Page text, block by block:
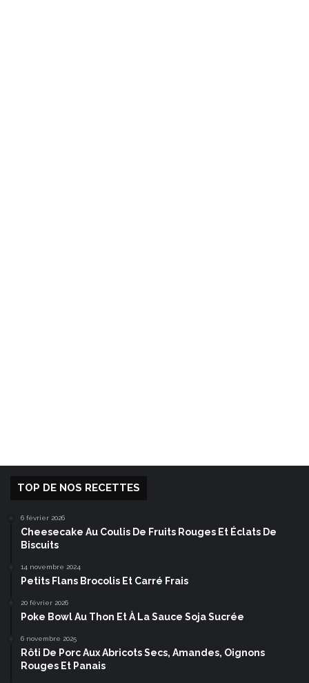
TOP DE NOS RECETTES
6 février 2026
Cheesecake Au Coulis De Fruits Rouges Et Éclats De
Biscuits
14 novembre 2024
Petits Flans Brocolis Et Carré Frais
20 février 2026
Poke Bowl Au Thon Et À La Sauce Soja Sucrée
6 novembre 2025
Rôti De Porc Aux Abricots Secs, Amandes, Oignons
Rouges Et Panais